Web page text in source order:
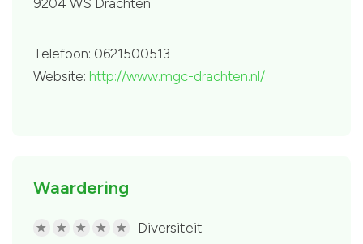
9204 WS Drachten
Telefoon: 0621500513
Website: http://www.mgc-drachten.nl/
Waardering
R R R R R Diversiteit